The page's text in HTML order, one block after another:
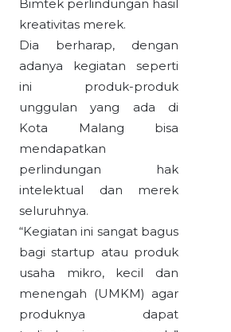
Bimtek perlindungan hasil
kreativitas merek.
Dia berharap, dengan
adanya kegiatan seperti
ini produk-produk
unggulan yang ada di
Kota Malang bisa
mendapatkan
perlindungan hak
intelektual dan merek
seluruhnya.
“Kegiatan ini sangat bagus
bagi startup atau produk
usaha mikro, kecil dan
menengah (UMKM) agar
produknya dapat